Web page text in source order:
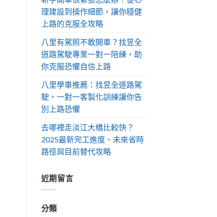
理建設到操作細節，讓你穩健
上路的克服全攻略
八里有駕照不敢開車？找昱全
道路駕駛專業一對一陪練，助
你克服恐懼自信上路
八里學車推薦：找昱全道路駕
駛，一對一客製化訓練讓你告
別上路恐懼
去哪裡走淡江大橋比較快？
2025最新完工進度、未來省時
路徑與目前替代攻略
近期留言
分類